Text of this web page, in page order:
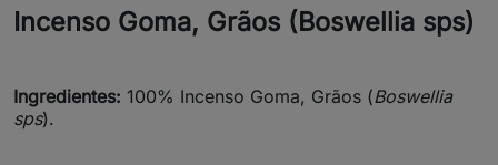
Incenso Goma, Grãos (Boswellia sps)
Ingredientes: 100% Incenso Goma, Grãos (Boswellia
sps).